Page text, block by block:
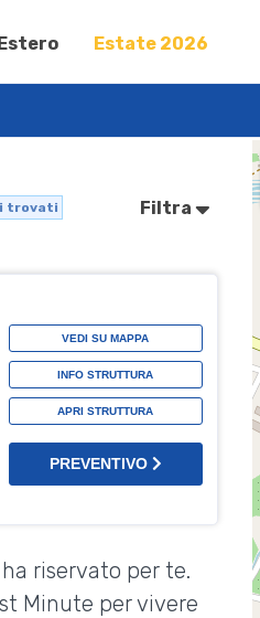
Estate 2026
trovati Filtra
VEDI SU MAPPA
INFO STRUTTURA
APRI STRUTTURA
PREVENTIVO
riservato per te.
Minute per vivere